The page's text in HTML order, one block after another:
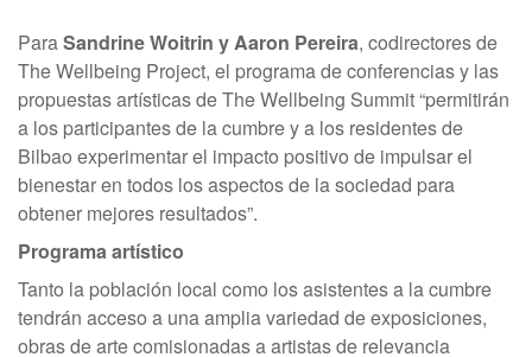
ParaSandrine Woitrin y Aaron Pereira, codirectores de
The Wellbeing Project, el programa de conferencias y las
propuestas artísticas de The Wellbeing Summit “permitirán
a los participantes de la cumbre y a los residentes de
Bilbao experimentar el impacto positivo de impulsar el
bienestar en todos los aspectos de la sociedad para
obtener mejores resultados”.
Programa artístico
Tanto la población local como los asistentes a la cumbre
tendrán acceso a una amplia variedad de exposiciones,
obras de arte comisionadas a artistas de relevancia